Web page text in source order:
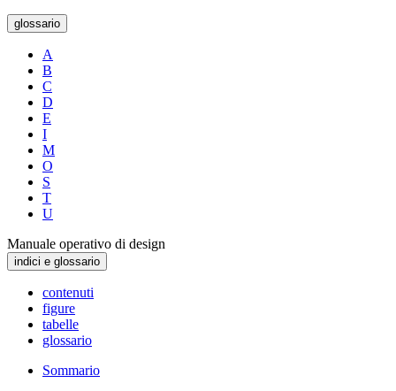
glossario
A
B
C
D
E
I
M
O
S
T
U
Manuale operativo di design
indici e glossario
contenuti
figure
tabelle
glossario
Sommario